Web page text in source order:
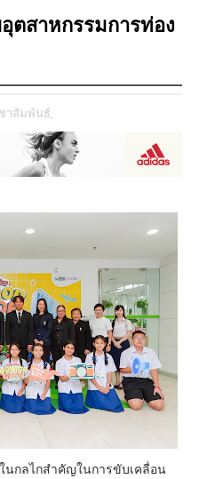
ตสาหกรรมการท่อง
าสัมพันธ์,
นกลไกสำคัญในการขับเคลื่อน